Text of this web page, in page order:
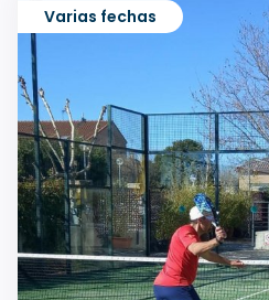
Varias fechas